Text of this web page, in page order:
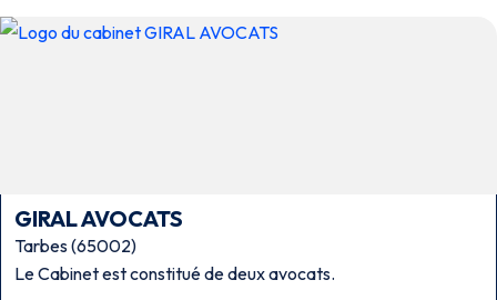
GIRAL AVOCATS
Tarbes (65002)
Le Cabinet est constitué de deux avocats.